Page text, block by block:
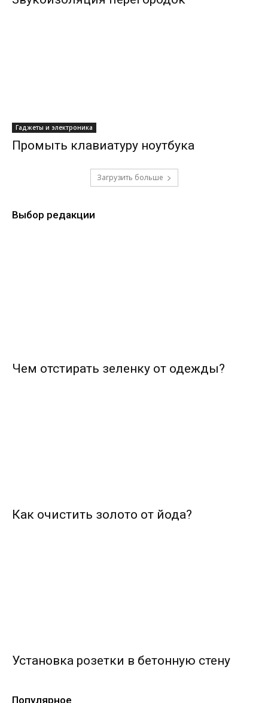
Гаджеты и электроника
Промыть клавиатуру ноутбука
Загрузить больше
Выбор редакции
Чем отстирать зеленку от одежды?
Как очистить золото от йода?
Установка розетки в бетонную стену
Популярное